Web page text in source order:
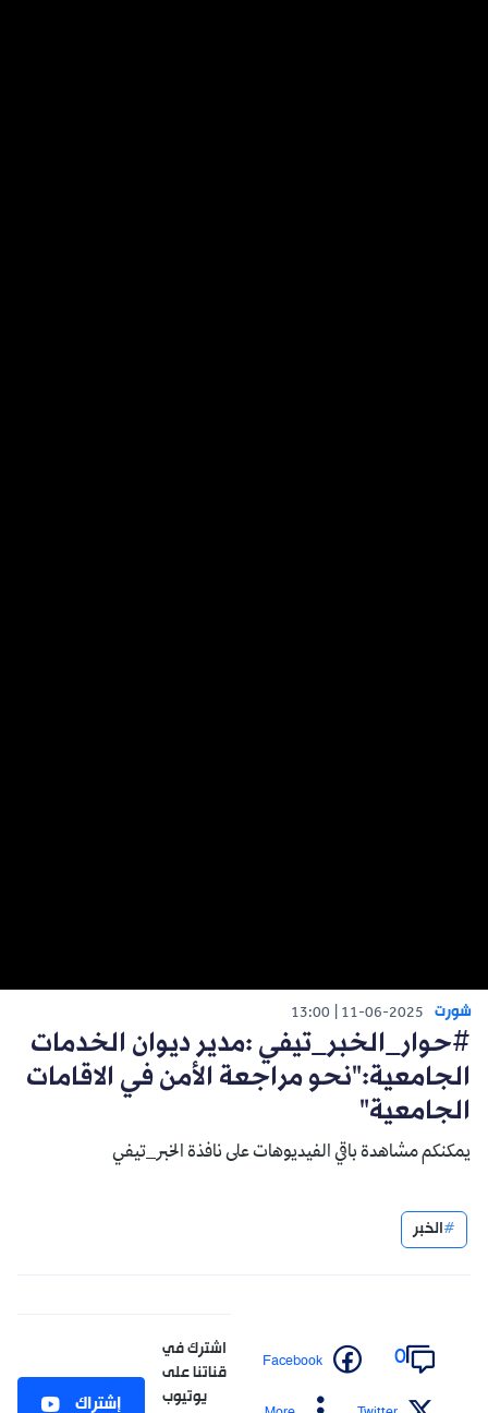
شورت 11-06-2025
13:00
#حوار_الخبر_تيفي :مدير ديوان الخدمات
الجامعية:"نحو مراجعة الأمن في الاقامات
الجامعية"
يمكنكم مشاهدة باقي الفيديوهات على نافذة الخبر_تيفي
الخبر
0
Facebook
اشترك في
قناتنا على
يوتيوب
إشتراك